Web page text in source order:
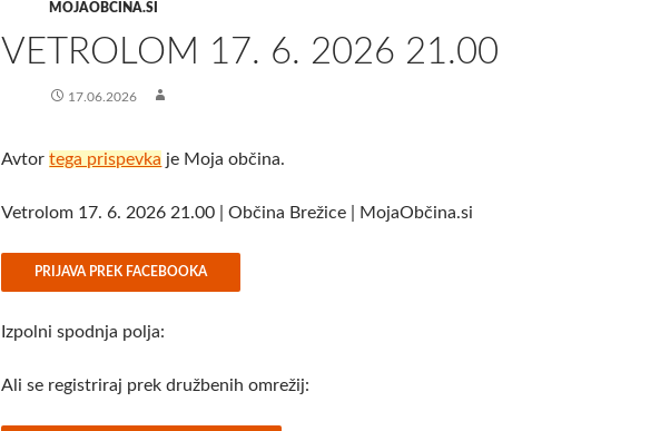
MOJAOBCINA.SI
VETROLOM 17. 6. 2026 21.00
17.06.2026
Avtortega prispevka je Moja občina.
Vetrolom 17. 6. 2026 21.00 | Občina Brežice | MojaObčina.si
Preskoči
na
PRIJAVA PREK FACEBOOKA
Izpolni spodnja polja:
Ali se registriraj prek družbenih omrežij: